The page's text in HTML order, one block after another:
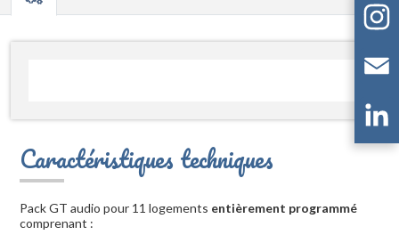
Caractéristiques techniques
Pack GT audio pour 11 logements entièrement programmé
comprenant :